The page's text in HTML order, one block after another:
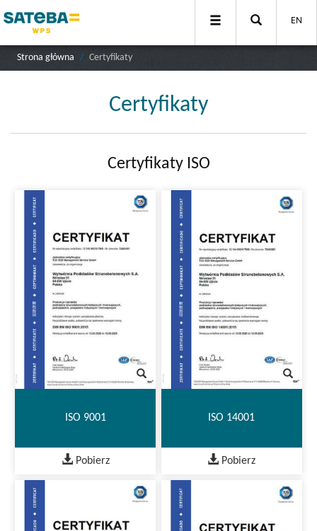
EN
Strona główna Certyfikaty
Certyfikaty
Certyfikaty ISO
ISO 9001
Pobierz
ISO 14001
Pobierz